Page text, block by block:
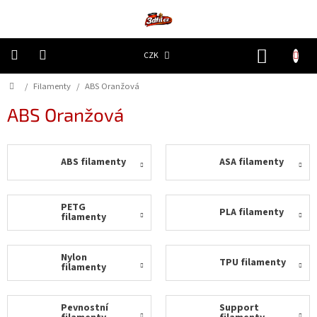
CZK
díly
ceny
Domů
/ Filamenty / ABS Oranžová
ABS Oranžová
ABS filamenty ASA filamenty
PETG
filamenty PLA filamenty
Nylon
filamenty TPU filamenty
Pevnostní Support